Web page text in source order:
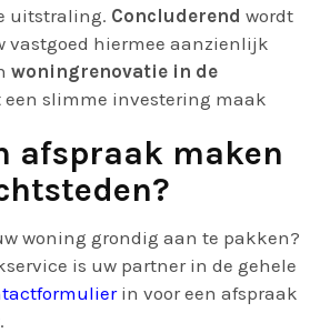
uitstraling. Concluderend wordt
vastgoed hiermee aanzienlijk
woningrenovatie in de
een slimme investering maak
afspraak maken
woning grondig aan te pakken?
is uw partner in de gehele
in voor een afspraak